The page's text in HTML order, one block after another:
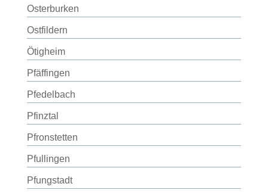
Osterburken
Ostfildern
Ötigheim
Pfäffingen
Pfedelbach
Pfinztal
Pfronstetten
Pfullingen
Pfungstadt